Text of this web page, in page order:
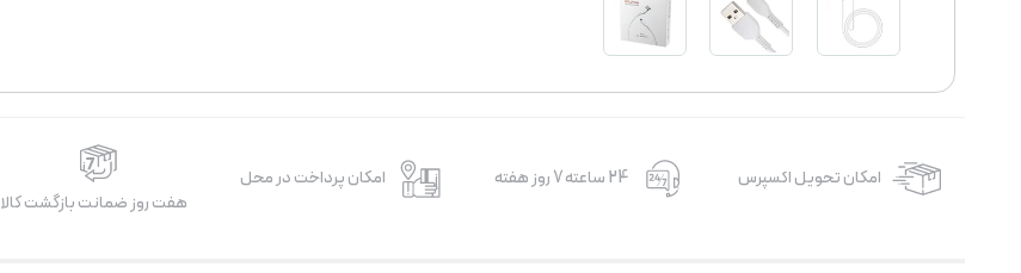
امکان تحویل اکسپرس 24 ساعته 7 روز هفته
امکان پرداخت در محل
هفت روز ضمانت بازگشت کالا